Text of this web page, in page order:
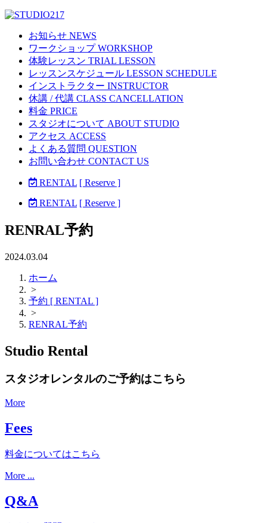
お知らせ NEWS
ワークショップ WORKSHOP
体験レッスン TRIAL LESSON
レッスンスケジュール LESSON SCHEDULE
インストラクター INSTRUCTOR
休講 / 代講 CLASS CANCELLATION
料金 PRICE
スタジオについて ABOUT STUDIO
アクセス ACCESS
よくある質問 QUESTION
お問い合わせ CONTACT US
RENTAL [ Reserve ]
RENTAL [ Reserve ]
RENRAL予約
2024.03.04
ホーム
>
予約 [ RENTAL ]
>
RENRAL予約
Studio Rental
スタジオレンタルのご予約はこちら
More
Fees
料金についてはこちら
More ...
Q&A